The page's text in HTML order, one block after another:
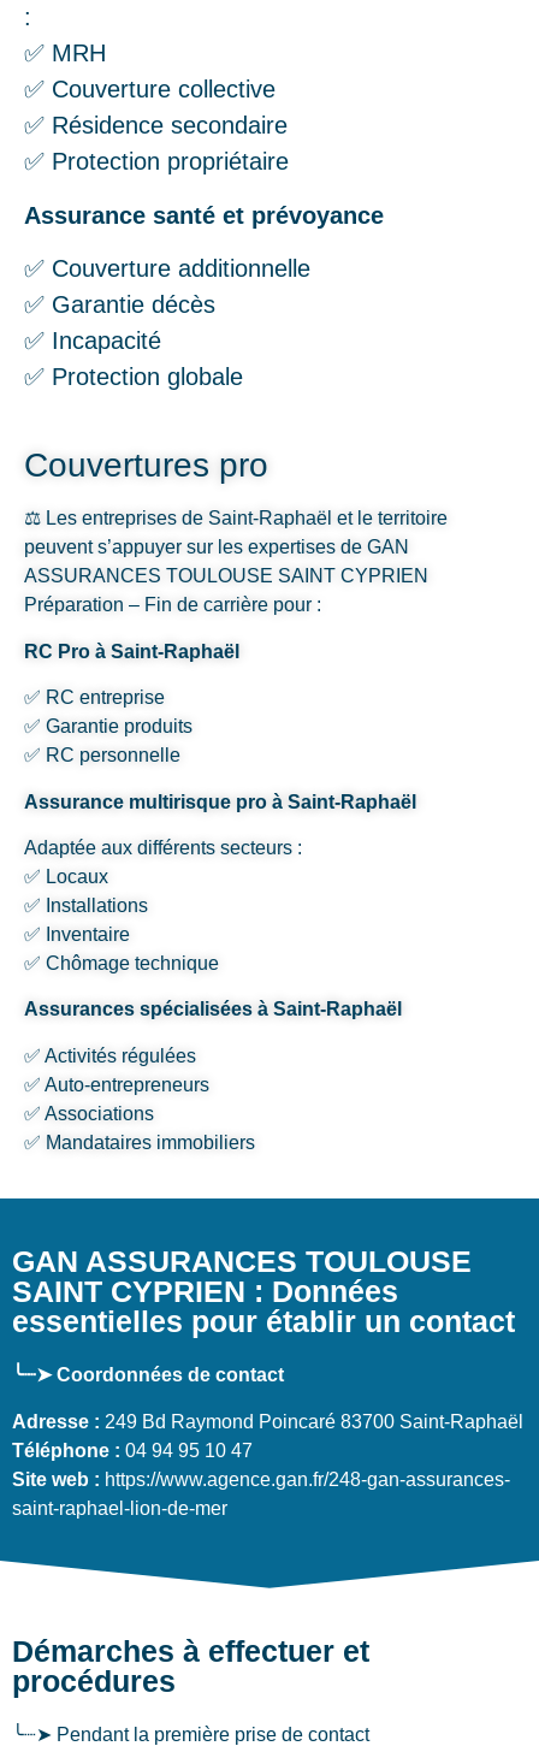
:
✅ MRH
✅ Couverture collective
✅ Résidence secondaire
✅ Protection propriétaire
Assurance santé et prévoyance
✅ Couverture additionnelle
✅ Garantie décès
✅ Incapacité
✅ Protection globale
Couvertures pro
⚖️ Les entreprises de Saint-Raphaël et le territoire
peuvent s’appuyer sur les expertises de GAN
ASSURANCES TOULOUSE SAINT CYPRIEN
Préparation – Fin de carrière pour :
RC Pro à Saint-Raphaël
✅ RC entreprise
✅ Garantie produits
✅ RC personnelle
Assurance multirisque pro à Saint-Raphaël
Adaptée aux différents secteurs :
✅ Locaux
✅ Installations
✅ Inventaire
✅ Chômage technique
Assurances spécialisées à Saint-Raphaël
✅ Activités régulées
✅ Auto-entrepreneurs
✅ Associations
✅ Mandataires immobiliers
GAN ASSURANCES TOULOUSE
SAINT CYPRIEN : Données
essentielles pour établir un contact
╰┈➤ Coordonnées de contact
Adresse : 249 Bd Raymond Poincaré 83700 Saint-Raphaël
Téléphone : 04 94 95 10 47
Site web : https://www.agence.gan.fr/248-gan-assurances-
saint-raphael-lion-de-mer
Démarches à effectuer et
procédures
╰┈➤ Pendant la première prise de contact